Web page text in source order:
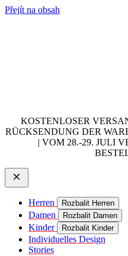
Přejít na obsah
KOSTENLOSER
RÜCKSENDUNG DER
| VOM 28.-29. JULI
Herren Rozbalit Herren
Damen Rozbalit Damen
Kinder Rozbalit Kinder
Individuelles Design
Stories